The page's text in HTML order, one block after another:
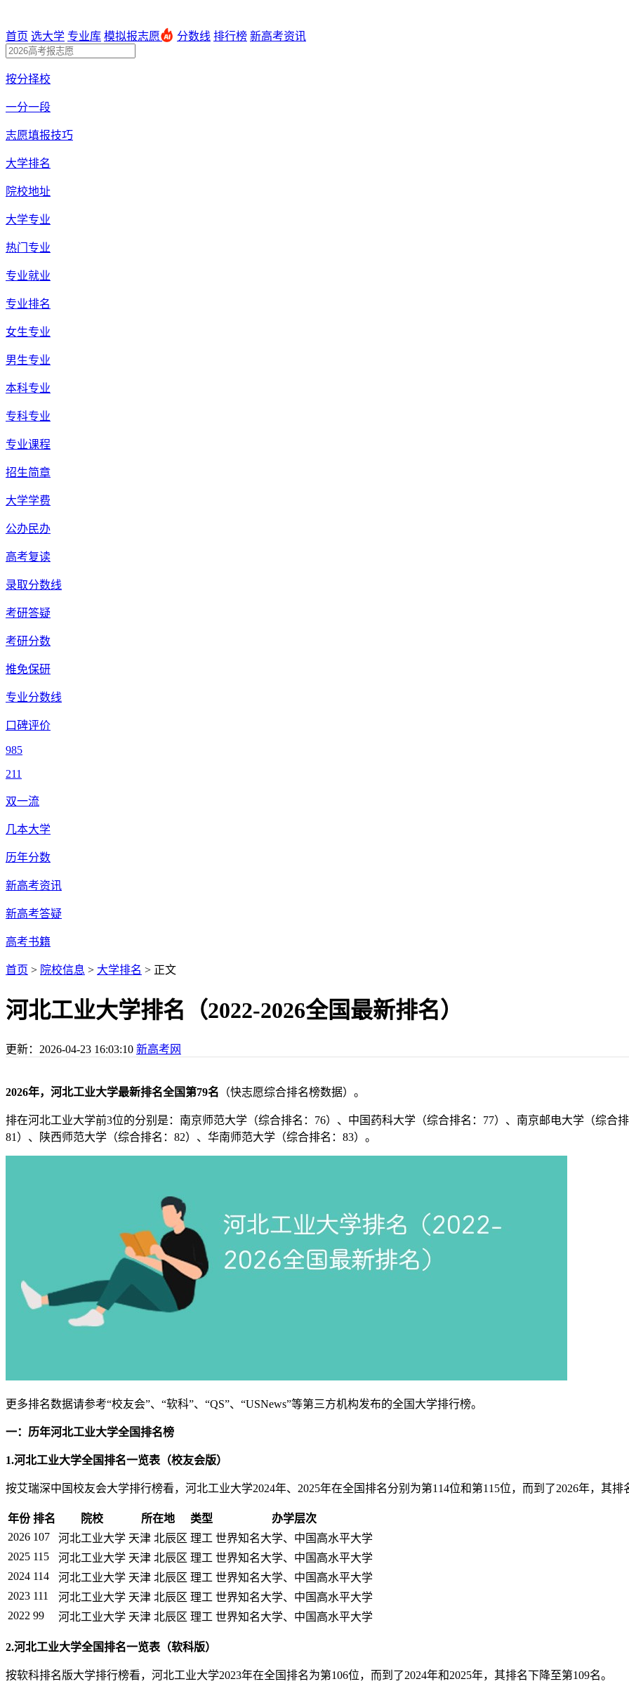
首页 选大学 专业库 模拟报志愿 分数线 排行榜 新高考资讯
按分择校
一分一段
志愿填报技巧
大学排名
院校地址
大学专业
热门专业
专业就业
专业排名
女生专业
男生专业
本科专业
专科专业
专业课程
招生简章
大学学费
公办民办
高考复读
录取分数线
考研答疑
考研分数
推免保研
专业分数线
口碑评价
985
211
双一流
几本大学
历年分数
新高考资讯
新高考答疑
高考书籍
首页 > 院校信息 > 大学排名 > 正文
河北工业大学排名（2022-2026全国最新排名）
更新： 2026-04-23 16:03:10 新高考网
2026年，河北工业大学最新排名全国第79名 （快志愿综合排名榜数据）。
排在河北工业大学前3位的分别是：南京师范大学（综合排名：76）、中国药科大学（综合排名：77）、南京邮电大学（综合
81）、陕西师范大学（综合排名：82）、华南师范大学（综合排名：83）。
更多排名数据请参考“校友会”、“软科”、“QS”、“USNews”等第三方机构发布的全国大学排行榜。
一：历年河北工业大学全国排名榜
1.河北工业大学全国排名一览表（校友会版）
按艾瑞深中国校友会大学排行榜看，河北工业大学2024年、2025年在全国排名分别为第114位和第115位，而到了2026年，其排
年份 排名 院校 所在地 类型
办学层次
2026 107 河北工业大学 天津 北辰区 理工 世界知名大学、中国高水平大学
2025 115 河北工业大学 天津 北辰区 理工 世界知名大学、中国高水平大学
2024 114 河北工业大学 天津 北辰区 理工 世界知名大学、中国高水平大学
2023 111 河北工业大学 天津 北辰区 理工 世界知名大学、中国高水平大学
2022 99 河北工业大学 天津 北辰区 理工 世界知名大学、中国高水平大学
2.河北工业大学全国排名一览表（软科版）
按软科排名版大学排行榜看，河北工业大学2023年在全国排名为第106位，而到了2024年和2025年，其排名下降至第109名。